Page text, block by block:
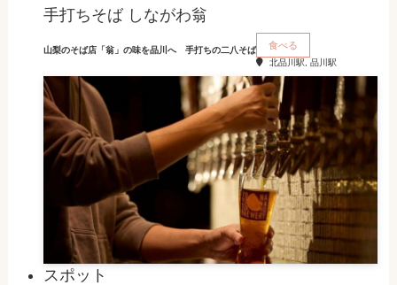
手打ちそば しながわ翁
山梨のそば店「翁」の味を品川へ 手打ちの二八そば 食べる
北品川駅, 品川駅
スポット